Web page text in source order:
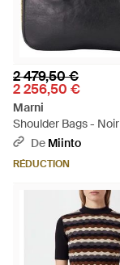
2 479,50 €
2 256,50 €
Marni
Shoulder Bags - Noir
De Miinto
RÉDUCTION